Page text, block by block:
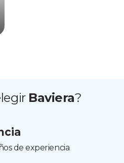
Baviera?
de experiencia